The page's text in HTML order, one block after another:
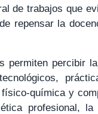
de trabajos que
repensar la
permiten percibir
química y
profesional,